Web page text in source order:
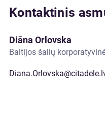
Kontaktinis
Diāna Orlovska
Baltijos šalių